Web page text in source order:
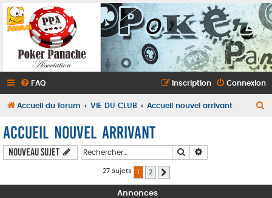
FAQ Connexion
Inscription
Accueil du forum VIE DU CLUB Accueil nouvel arrivant
r
Accueil nouvel arrivant
Nouveau sujet Rechercher
27 sujets 1 2
Annonces